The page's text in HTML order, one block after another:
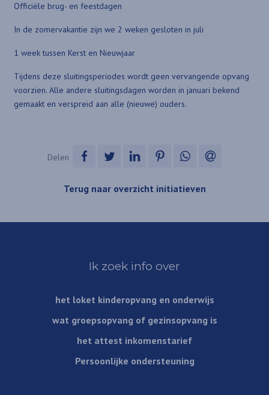
Officiële brug- en feestdagen
In de zomervakantie zijn we 2 weken gesloten in juli
1 week tussen Kerst en Nieuwjaar
Tijdens deze sluitingsperiodes wordt geen vervangende opvang
voorzien. Alle andere sluitingsdagen worden in januari bekend
gemaakt en verspreid aan alle (nieuwe) ouders.
Delen op Facebookop Twitterop LinkedInop Pinterestop WhatsApp
Terug naar overzicht initiatieven
Ik zoek info over
het loket kinderopvang en onderwijs
wat groepsopvang of gezinsopvang is
het attest inkomenstarief
Persoonlijke ondersteuning